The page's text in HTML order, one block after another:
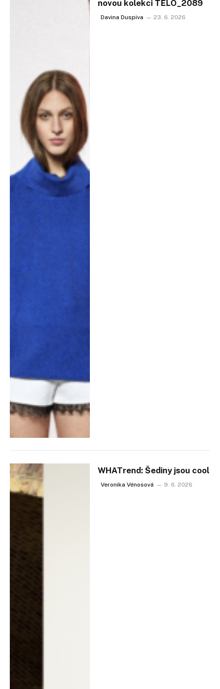
novou kolekci TĚLO_2089
Davina Duspiva 23. 6. 2026
WHATrend: Šediny jsou cool
Veronika Vénosová 9. 6. 2026